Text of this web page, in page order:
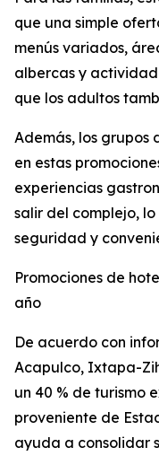
que una simple
menús variados,
albercas y
que los adultos
Además, los grupos
en estas
experiencias
salir del complejo,
seguridad y
Promociones de
año
De acuerdo con
Acapulco, Ixtapa-
un 40 % de turismo
proveniente de
ayuda a consolidar